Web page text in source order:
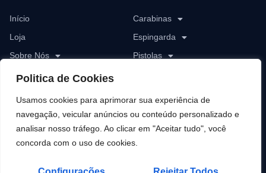
Politica de Cookies
Usamos cookies para aprimorar sua experiência de
navegação, veicular anúncios ou conteúdo personalizado e
analisar nosso tráfego. Ao clicar em "Aceitar tudo", você
concorda com o uso de cookies.
Início
Loja
Sobre Nós
Blog
Carabinas
Espingarda
Pistolas
Munições
Pólvoras